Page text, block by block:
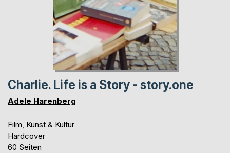
Charlie. Life is a Story - story.one
Adele Harenberg
Film, Kunst & Kultur
Hardcover
60 Seiten